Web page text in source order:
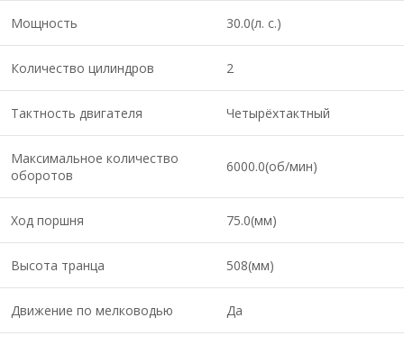
Мощность 30.0(л. с.)
Количество цилиндров 2
Тактность двигателя Четырёхтактный
Максимальное количество
оборотов
6000.0(об/мин)
Ход поршня 75.0(мм)
Высота транца 508(мм)
Движение по мелководью Да